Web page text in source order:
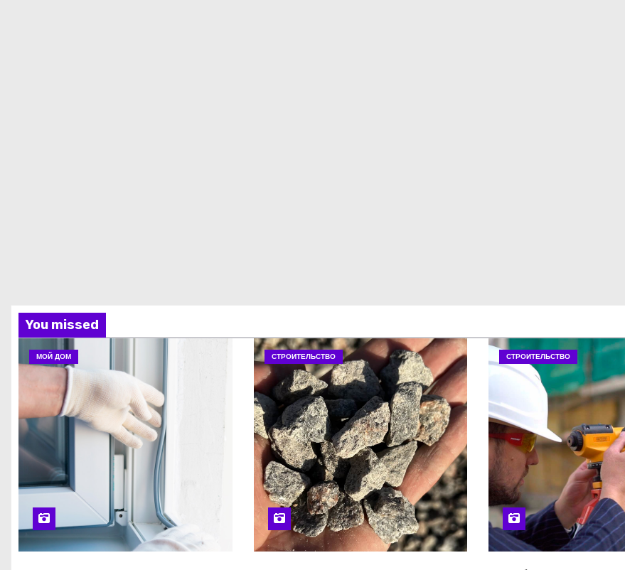
You missed
МОЙ ДОМ СТРОИТЕЛЬСТВО СТРОИТЕЛЬСТВО